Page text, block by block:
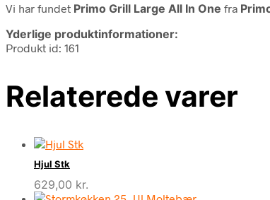
Vi har fundet Primo Grill Large All In One fra
Yderlige produktinformationer:
Produkt id: 161
Relaterede varer
Hjul Stk
629,00 kr.